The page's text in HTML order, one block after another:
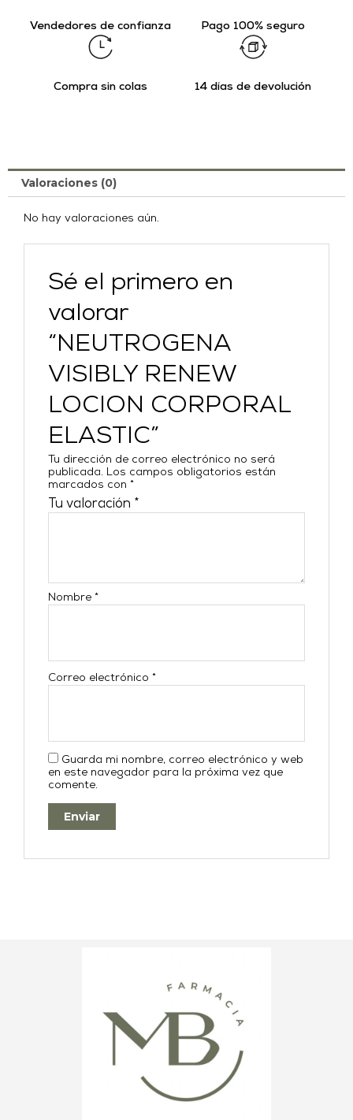
Vendedores de confianza Pago 100% seguro
Compra sin colas 14 días de devolución
Valoraciones (0)
No hay valoraciones aún.
Sé el primero en
valorar
“NEUTROGENA
VISIBLY RENEW
LOCION CORPORAL
ELASTIC”
Tu dirección de correo electrónico no será
publicada. Los campos obligatorios están
marcados con*
Tu valoración *
Nombre*
Correo electrónico*
Guarda mi nombre, correo electrónico y web
en este navegador para la próxima vez que
comente.